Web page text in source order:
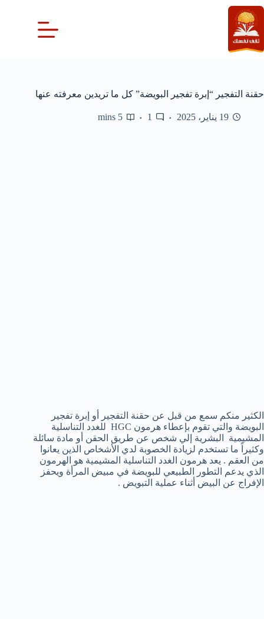
التجاوز
إلى
المحتوى
حقنة التفجير “إبرة تفجير البويضة” كل ما تريدين معرفته عنها
19 يناير، 2025 1
5 mins
الكثير منكم سمع من قبل عن حقنة التفجير أو إبرة تفجير
البويضة والتي تقوم بإعطاء هرمون HGC للغدد التناسلية
المشيمية البشرية إلي شخص عن طريق الحقن أو مادة سائلة
وكثيراً ما تستخدم لزيادة الخصوبة لدي الأشخاص الذين يعانوا
من العقم . يعد هرمون الغدد التناسلية المشيمية هو الهرمون
الذي يدعم التطور الطبيعي للبويضة في مبيض المرأة ويحفز
الإفراج عن البيض أثناء عملية التبويض .